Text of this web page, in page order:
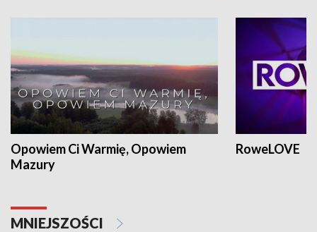
Opowiem Ci Warmię, Opowiem
Mazury
RoweLOVE
MNIEJSZOŚCI